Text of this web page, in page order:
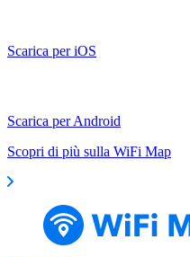
Scarica per iOS
Scarica per Android
Scopri di più sulla WiFi Map